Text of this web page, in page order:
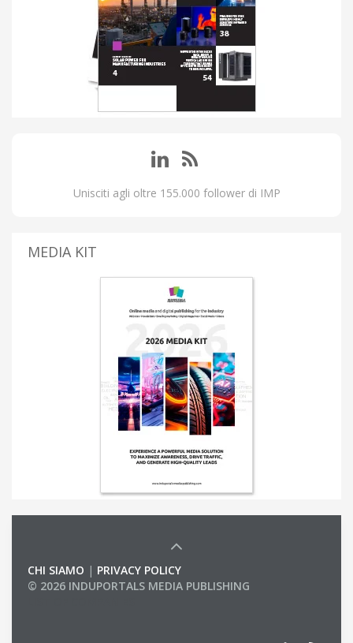
Unisciti agli oltre 155.000 follower di IMP
MEDIA KIT
CHI SIAMO | PRIVACY POLICY
© 2026 INDUPORTALS MEDIA PUBLISHING